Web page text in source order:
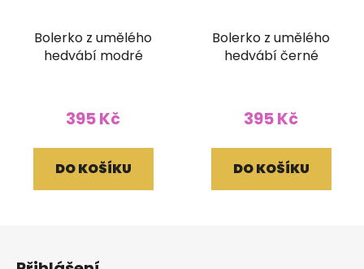
Bolerko z umělého
hedvábí modré
395 Kč
DO KOŠÍKU
Bolerko z umělého
hedvábí černé
395 Kč
DO KOŠÍKU